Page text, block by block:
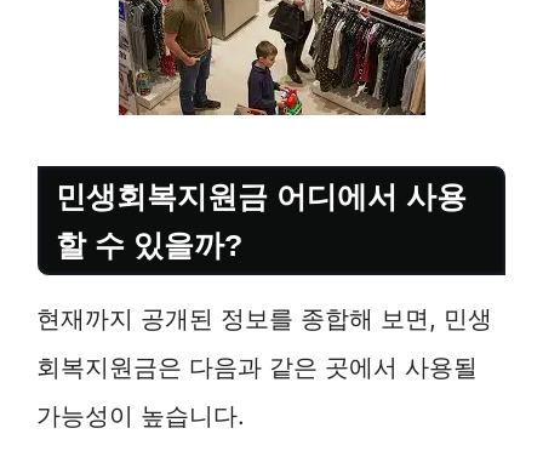
민생회복지원금 어디에서 사용
할 수 있을까?
현재까지 공개된 정보를 종합해 보면, 민생
회복지원금은 다음과 같은 곳에서 사용될
가능성이 높습니다.